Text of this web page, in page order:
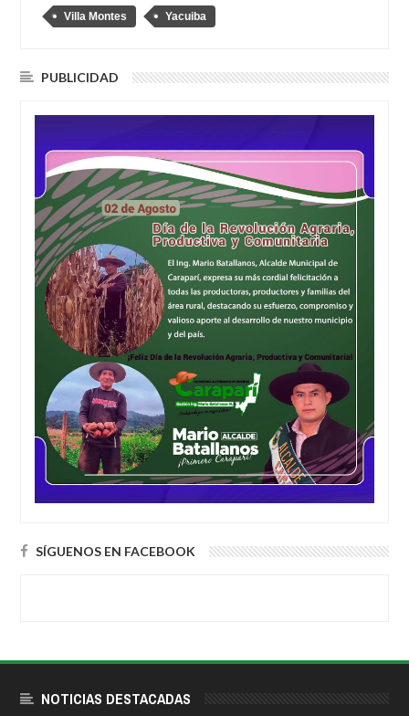
Villa Montes Yacuiba
PUBLICIDAD
SÍGUENOS EN FACEBOOK
NOTICIAS DESTACADAS